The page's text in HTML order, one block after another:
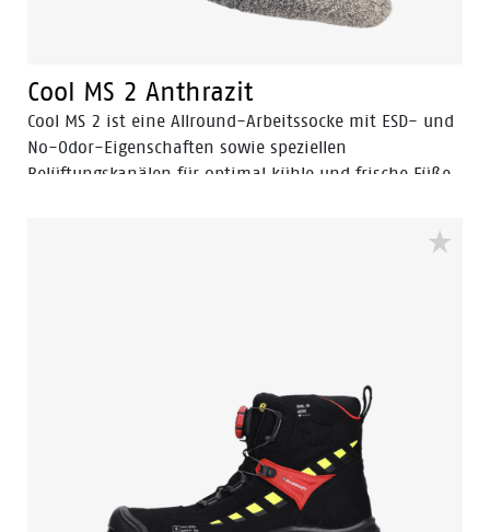
Cool MS 2 Anthrazit
Cool MS 2 ist eine Allround-Arbeitssocke mit ESD- und
No-Odor-Eigenschaften sowie speziellen
Belüftungskanälen für optimal kühle und frische Füße.